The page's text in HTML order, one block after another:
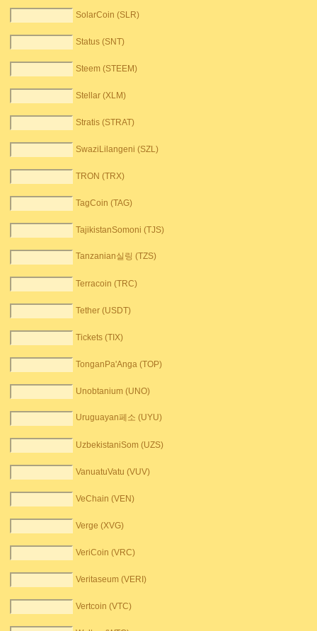
SolarCoin (SLR)
Status (SNT)
Steem (STEEM)
Stellar (XLM)
Stratis (STRAT)
SwaziLilangeni (SZL)
TRON (TRX)
TagCoin (TAG)
TajikistanSomoni (TJS)
Tanzanian실링 (TZS)
Terracoin (TRC)
Tether (USDT)
Tickets (TIX)
TonganPa'Anga (TOP)
Unobtanium (UNO)
Uruguayan페소 (UYU)
UzbekistaniSom (UZS)
VanuatuVatu (VUV)
VeChain (VEN)
Verge (XVG)
VeriCoin (VRC)
Veritaseum (VERI)
Vertcoin (VTC)